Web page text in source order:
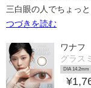
三白眼の人でちょっ
つづきを読む
ワナフ
グラス
DIA 14.2mm